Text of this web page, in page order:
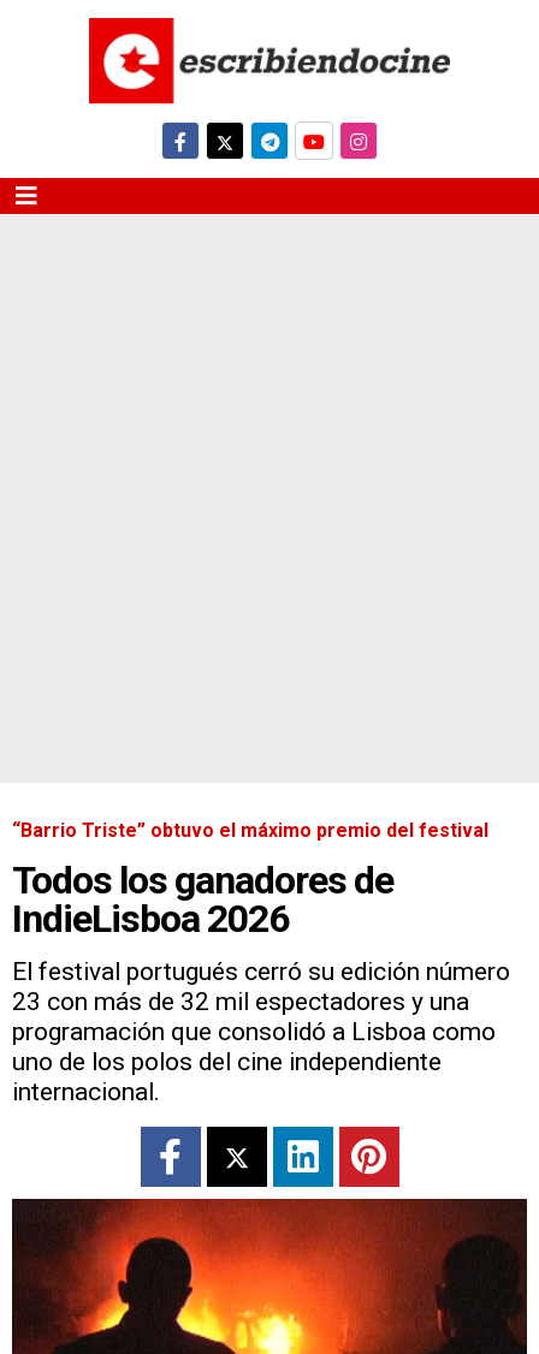
“Barrio Triste” obtuvo el máximo premio del festival
Todos los ganadores de
IndieLisboa 2026
El festival portugués cerró su edición número
23 con más de 32 mil espectadores y una
programación que consolidó a Lisboa como
uno de los polos del cine independiente
internacional.